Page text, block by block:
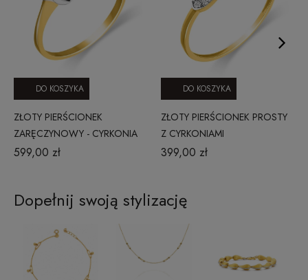
ZŁOTY PIERŚCIONEK
ZARĘCZYNOWY - CYRKONIA
W KLASYCZNEJ KORONIE
599,00 zł
DO KOSZYKA
ZŁOTY PIERŚCIONEK PROSTY
Z CYRKONIAMI
399,00 zł
DO KOSZYKA
Dopełnij swoją stylizację